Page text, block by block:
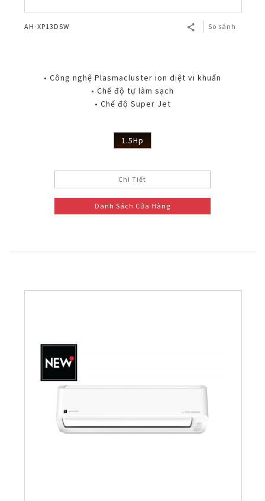
AH-XP13DSW So sánh
• Công nghệ Plasmacluster ion diệt vi khuẩn
• Chế độ tự làm sạch
• Chế độ Super Jet
1.5Hp
Chi Tiết
Danh Sách Cửa Hàng